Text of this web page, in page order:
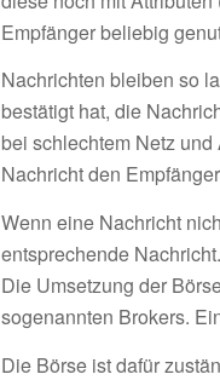
Empfänger beliebig
Nachrichten bleiben so
bestätigt hat, die
bei schlechtem Netz
Nachricht den
Wenn eine Nachricht
entsprechende Nachricht.
Die Umsetzung der
sogenannten Brokers.
Die Börse ist dafür